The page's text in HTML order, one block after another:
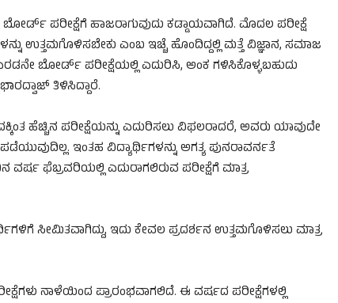
ಪರೀಕ್ಷೆಗೆ ಹಾಜರಾಗುವುದು ಕಡ್ಡಾಯವಾಗಿದೆ. ಮೊದಲ ಪರೀಕ್ಷೆ
ಉತ್ತಮಗೊಳಿಸಬೇಕು ಎಂಬ ಇಚ್ಚೆ ಹೊಂದಿದ್ದಲ್ಲಿ ಮತ್ತೆ ವಿಜ್ಞಾನ, ಸಮಾಜ
ಬೋರ್ಡ್​ ಪರೀಕ್ಷೆಯಲ್ಲಿ ಎದುರಿಸಿ, ಅಂಕ ಗಳಿಸಿಕೊಳ್ಳಬಹುದು
ತಿಳಿಸಿದ್ದಾರೆ.
ಹೆಚ್ಚಿನ ಪರೀಕ್ಷೆಯನ್ನು ಎದುರಿಸಲು ವಿಫಲರಾದರೆ, ಅವರು ಯಾವುದೇ
ಇಂತಹ ವಿದ್ಯಾರ್ಥಿಗಳನ್ನು ಅಗತ್ಯ ಪುನರಾವರ್ನತೆ
ವರ್ಷ ಫೆಬ್ರವರಿಯಲ್ಲಿ ಎದುರಾಗಲಿರುವ ಪರೀಕ್ಷೆಗೆ ಮಾತ್ರ
ಸೀಮಿತವಾಗಿದ್ದು, ಇದು ಕೇವಲ ಪ್ರದರ್ಶನ ಉತ್ತಮಗೊಳಿಸಲು ಮಾತ್ರ
ನಾಳೆಯಿಂದ ಪ್ರಾರಂಭವಾಗಲಿದೆ. ಈ ವರ್ಷದ ಪರೀಕ್ಷೆಗಳಲ್ಲಿ